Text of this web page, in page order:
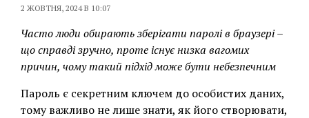
2 ЖОВТНЯ, 2024 В 10:07
Часто люди обирають зберігати паролі в браузері –
що справді зручно, проте існує низка вагомих
причин, чому такий підхід може бути небезпечним
Пароль є секретним ключем до особистих даних,
тому важливо не лише знати, як його створювати,